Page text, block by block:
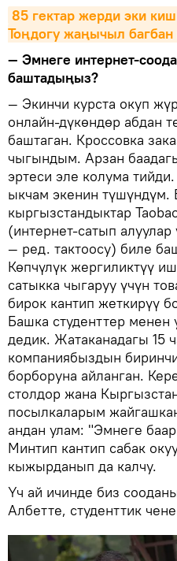
85 гектар жерди эки
Тоңдогу жаңычыл
— Эмнеге интернет-
баштадыңыз?
— Экинчи курста окуп
онлайн-дүкөндөр абдан
баштаган. Кроссовка
чыгындым. Арзан
эртеси эле колума
ыкчам экенин
кыргызстандыктар
(интернет-сатып
— ред. тактоосу) биле
Көпчүлүк жергиликтүү
сатыкка чыгаруу үчүн
бирок кантип жеткирүү
Башка студенттер
дедик. Жатаканадагы 15
компаниябыздын
борборуна айланган.
столдор жана
посылкаларым
андан улам: "Эмнеге
Минтип кантип сабак
кыжырданып да калчу.
Үч ай ичинде биз
Албетте, студенттик